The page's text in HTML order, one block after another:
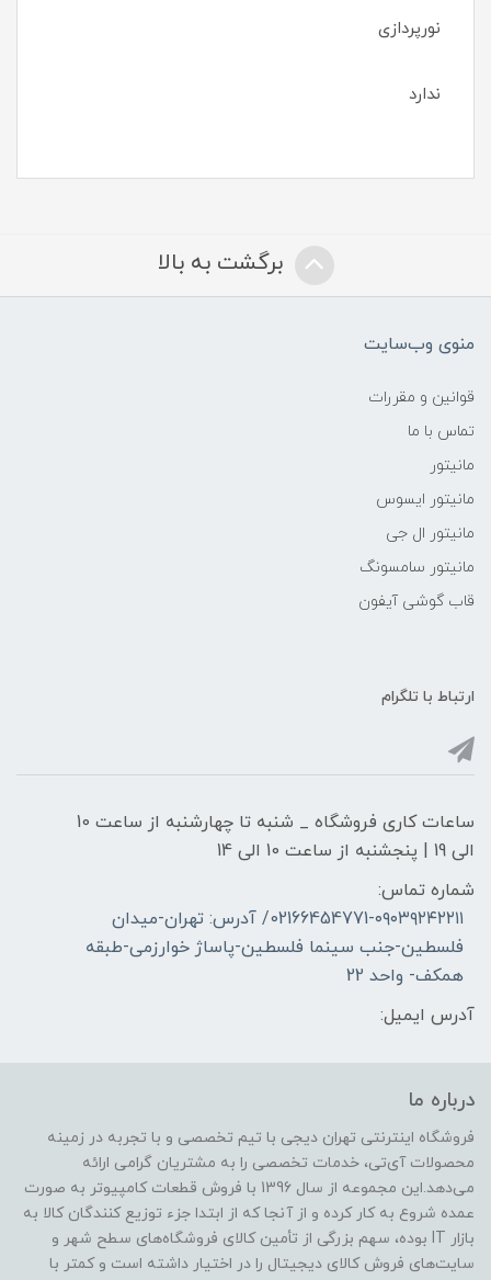
نورپردازی
ندارد
برگشت به بالا
منوی وب‌سایت
قوانین و مقررات
تماس با ما
مانیتور
مانیتور ایسوس
مانیتور ال جی
مانیتور سامسونگ
قاب گوشی آیفون
ارتباط با تلگرام
ساعات کاری فروشگاه _ شنبه تا چهارشنبه از ساعت 10
الی 19 | پنجشنبه از ساعت 10 الی 14
شماره تماس:
02166454771-۰۹۰۳۹۲۴۲۲۱۱/ آدرس: تهران-میدان
فلسطین-جنب سینما فلسطین-پاساژ خوارزمی-طبقه
همکف- واحد 22
آدرس ایمیل:
درباره ما
فروشگاه اینترنتی تهران دیجی با تیم تخصصی و با تجربه در زمینه
محصولات آی‌تی، خدمات تخصصی را به مشتریان گرامی ارائه
می‌دهد.این مجموعه از سال 1396 با فروش قطعات کامپیوتر به صورت
عمده شروع به کار کرده و از آنجا که از ابتدا جزء توزیع کنندگان کالا به
بازار IT بوده، سهم بزرگی از تأمین کالای فروشگاه‌های سطح شهر و
سایت‌های فروش کالای دیجیتال را در اختیار داشته است و کمتر با